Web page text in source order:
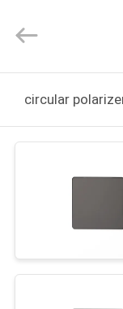
Technology
Ltd..
Reserved.
circular